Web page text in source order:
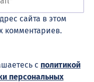
сайта в этом
комментариев.
с политикой
персональных